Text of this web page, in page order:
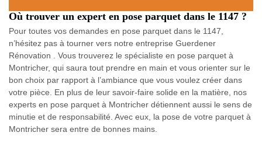
Où trouver un expert en pose parquet dans le 1147 ?
Pour toutes vos demandes en pose parquet dans le 1147,
n’hésitez pas à tourner vers notre entreprise Guerdener
Rénovation . Vous trouverez le spécialiste en pose parquet à
Montricher, qui saura tout prendre en main et vous orienter sur le
bon choix par rapport à l’ambiance que vous voulez créer dans
votre pièce. En plus de leur savoir-faire solide en la matière, nos
experts en pose parquet à Montricher détiennent aussi le sens de
minutie et de responsabilité. Avec eux, la pose de votre parquet à
Montricher sera entre de bonnes mains.